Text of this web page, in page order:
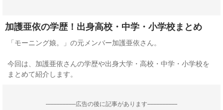
加護亜依の学歴！出身高校・中学・小学校まとめ
「モーニング娘。」の元メンバー加護亜依さん。
今回は、加護亜依さんの学歴や出身大学・高校・中学・小学校を
まとめて紹介します。
--------------------広告の後に記事があります--------------------